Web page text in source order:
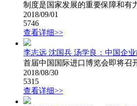
制度是国家发展的重要保障和有
2018/09/01
5746
查看详细>>
李志远 沈国兵 汤学良：中国企
首届中国国际进口博览会即将召
2018/08/30
5315
查看详细>>